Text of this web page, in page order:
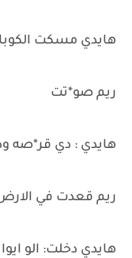
هايدي مسكت
ريم صو*تت
هايدي : دي قر*صه
ريم قعدت في
هايدي دخلت: الو